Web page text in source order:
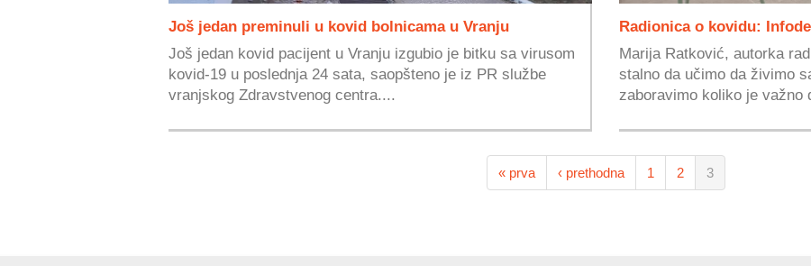
Još jedan preminuli u kovid bolnicama u Vranju
Još jedan kovid pacijent u Vranju izgubio je bitku sa virusom
kovid-19 u poslednja 24 sata, saopšteno je iz PR službe
vranjskog Zdravstvenog centra....
Radionica o kovidu:
Marija Ratković, autorka
stalno da učimo da živimo
zaboravimo koliko je važno
« prva ‹ prethodna 1 2 3